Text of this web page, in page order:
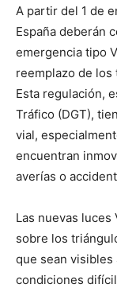
A partir del 1 de
España deberán
emergencia tipo
reemplazo de
Esta regulación,
Tráfico (DGT),
vial,
encuentran
averías o
Las nuevas
sobre los
que sean visibles
condiciones